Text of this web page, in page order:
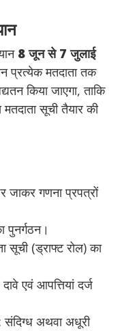
8 जून से 7 जुलाई
प्रत्येक मतदाता तक
किया जाएगा, ताकि
सूची तैयार की
जाकर गणना प्रपत्रों
पुनर्गठन।
सूची (ड्राफ्ट रोल) का
एवं आपत्तियां दर्ज
अथवा अधूरी